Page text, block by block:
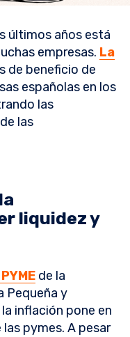
últimos años está
empresas. La
de beneficio de
españolas en los
las
las
liquidez y
de la
Pequeña y
inflación pone en
pymes. A pesar